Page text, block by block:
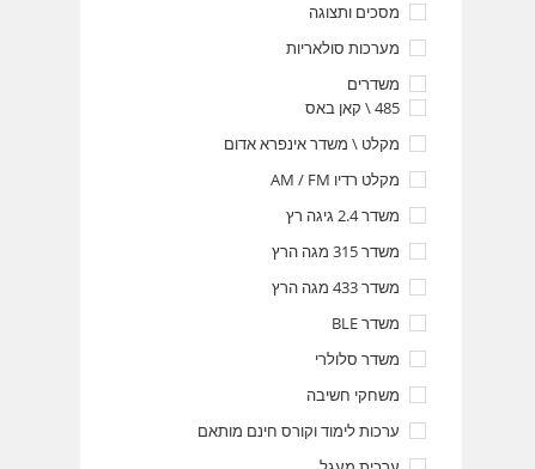
מסכים ותצוגה
מערכות סולאריות
משדרים
485 \ קאן באס
מקלט \ משדר אינפרא אדום
מקלט רדיו AM / FM
משדר 2.4 גיגה רץ
משדר 315 מגה הרץ
משדר 433 מגה הרץ
משדר BLE
משדר סלולרי
משחקי חשיבה
ערכות לימוד וקורס חינם מותאם